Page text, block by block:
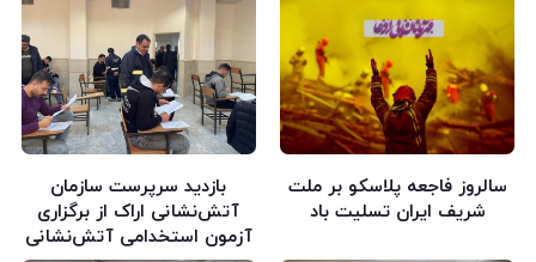
سالروز فاجعه پلاسکو بر ملت
شریف ایران تسلیت باد
بازدید سرپرست سازمان
آتش‌نشانی اراک از برگزاری
آزمون استخدامی آتش‌نشانی